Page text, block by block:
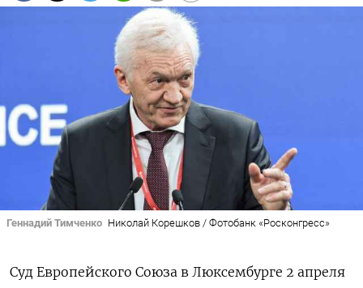
Геннадий Тимченко Николай Корешков / Фотобанк «Росконгресс»
Суд Европейского Союза в Люксембурге 2 апреля